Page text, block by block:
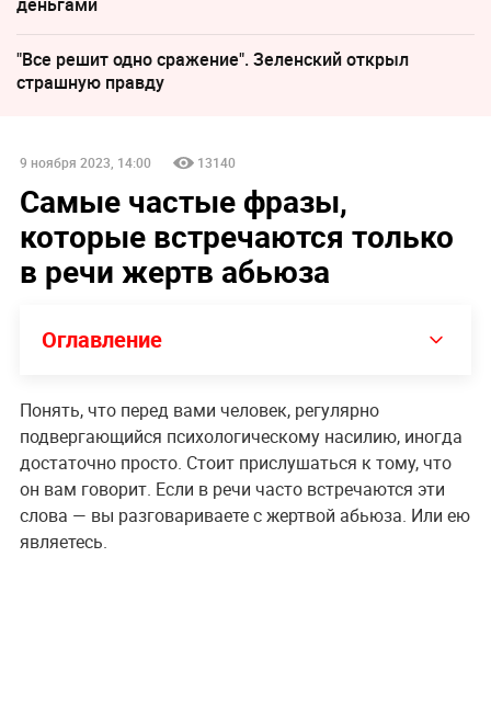
"Все решит одно сражение". Зеленский открыл
страшную правду
9 ноября 2023, 14:00 13140
Самые частые фразы,
которые встречаются только
в речи жертв абьюза
Оглавление
Понять, что перед вами человек, регулярно
подвергающийся психологическому насилию, иногда
достаточно просто. Стоит прислушаться к тому, что
он вам говорит. Если в речи часто встречаются эти
слова — вы разговариваете с жертвой абьюза. Или ею
являетесь.